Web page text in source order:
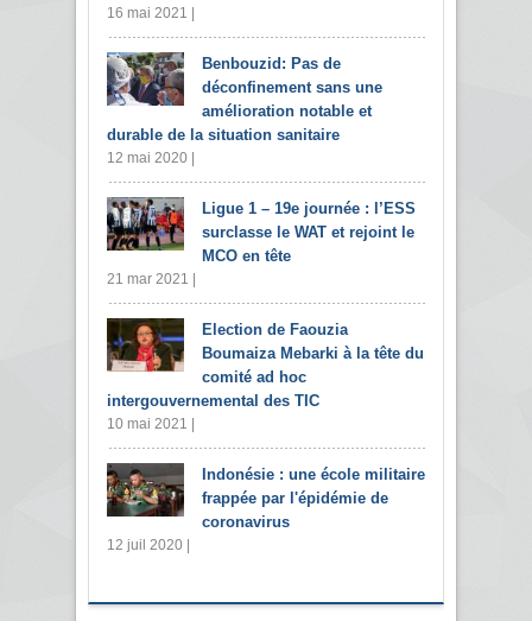
16 mai 2021 |
Benbouzid: Pas de
déconfinement sans une
amélioration notable et
durable de la situation sanitaire
12 mai 2020 |
Ligue 1 – 19e journée : l’ESS
surclasse le WAT et rejoint le
MCO en tête
21 mar 2021 |
Election de Faouzia
Boumaiza Mebarki à la tête du
comité ad hoc
intergouvernemental des TIC
10 mai 2021 |
Indonésie : une école militaire
frappée par l'épidémie de
coronavirus
12 juil 2020 |